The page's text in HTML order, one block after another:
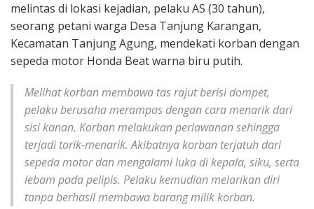
melintas di lokasi kejadian, pelaku AS (30 tahun),
seorang petani warga Desa Tanjung Karangan,
Kecamatan Tanjung Agung, mendekati korban dengan
sepeda motor Honda Beat warna biru putih.
Melihat korban membawa tas rajut berisi dompet,
pelaku berusaha merampas dengan cara menarik dari
sisi kanan. Korban melakukan perlawanan sehingga
terjadi tarik-menarik. Akibatnya korban terjatuh dari
sepeda motor dan mengalami luka di kepala, siku, serta
lebam pada pelipis. Pelaku kemudian melarikan diri
tanpa berhasil membawa barang milik korban.